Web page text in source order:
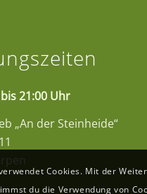
21:00 Uhr
„An der Steinheide“
Cookies. Mit der
du die Verwendung von